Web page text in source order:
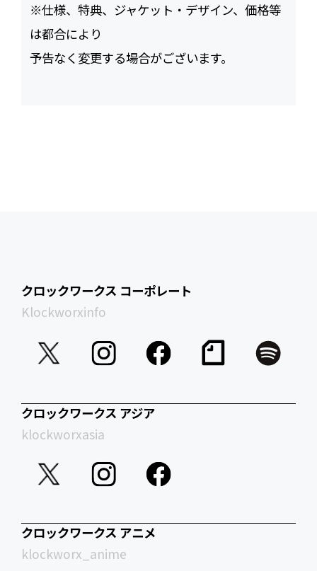
※仕様、特典、ジャケット・デザイン、価格等
は都合により
予告なく変更する場合がございます。
クロックワークス コーポレート
Klockworxinfo
クロックワークス アジア
klockworxasia
クロックワークス アニメ
klockworx_anime